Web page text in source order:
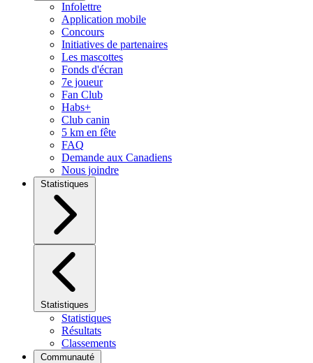
Infolettre
Application mobile
Concours
Initiatives de partenaires
Les mascottes
Fonds d'écran
7e joueur
Fan Club
Habs+
Club canin
5 km en fête
FAQ
Demande aux Canadiens
Nous joindre
Statistiques
Statistiques
Statistiques
Résultats
Classements
Communauté